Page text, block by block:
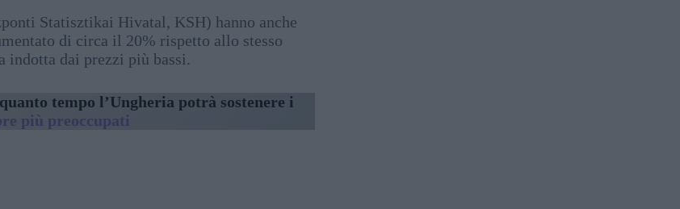
Statisztikai Hivatal, KSH) hanno anche
di circa il 20% rispetto allo stesso
indotta dai prezzi più bassi.
tempo l’Ungheria potrà sostenere i
più preoccupati